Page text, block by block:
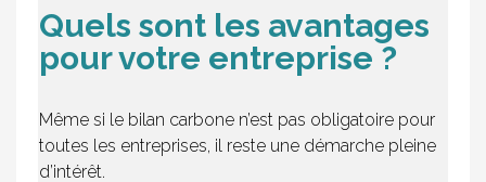
Quels sont les avantages
pour votre entreprise ?
Même si le bilan carbone n’est pas obligatoire pour
toutes les entreprises, il reste une démarche pleine
d’intérêt.